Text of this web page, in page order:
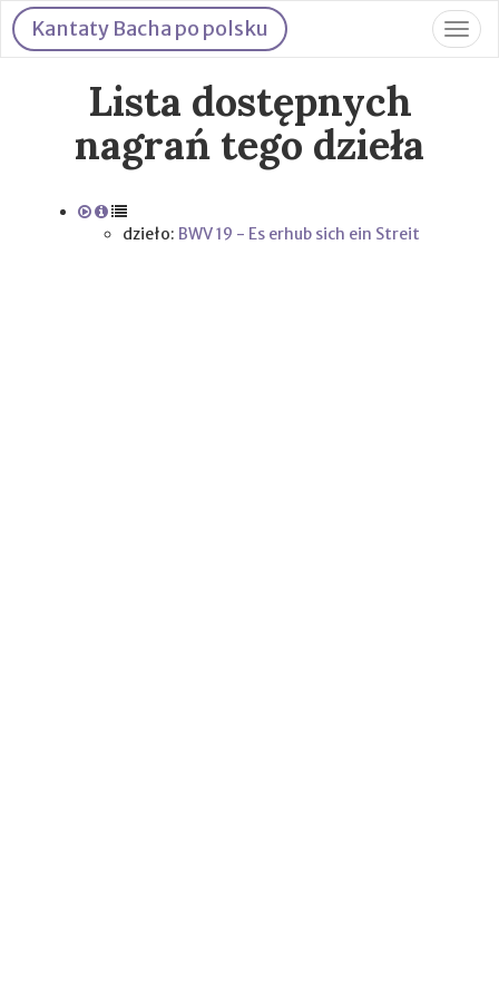
Kantaty Bacha po polsku
Lista dostępnych
nagrań tego dzieła
dzieło: BWV 19 - Es erhub sich ein Streit